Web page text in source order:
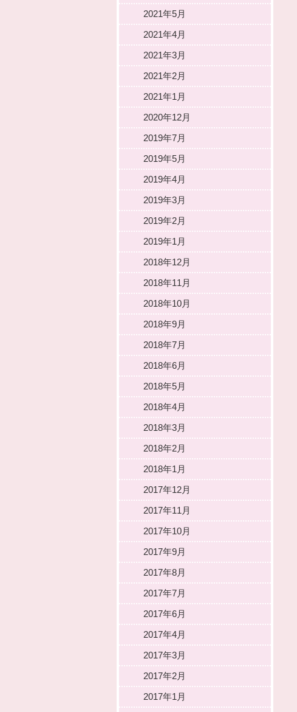
2021年5月
2021年4月
2021年3月
2021年2月
2021年1月
2020年12月
2019年7月
2019年5月
2019年4月
2019年3月
2019年2月
2019年1月
2018年12月
2018年11月
2018年10月
2018年9月
2018年7月
2018年6月
2018年5月
2018年4月
2018年3月
2018年2月
2018年1月
2017年12月
2017年11月
2017年10月
2017年9月
2017年8月
2017年7月
2017年6月
2017年4月
2017年3月
2017年2月
2017年1月